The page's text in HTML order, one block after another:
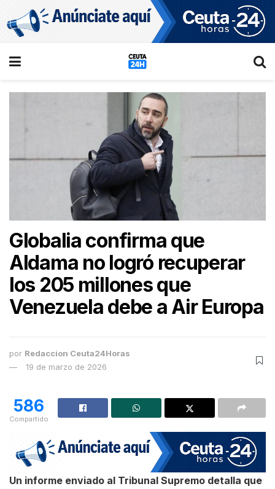
Globalia confirma que
Aldama no logró recuperar
los 205 millones que
Venezuela debe a Air Europa
por Redaccion Ceuta24Horas
19 de marzo de 2026
586
Compartido
Un informe enviado al Tribunal Supremo detalla que